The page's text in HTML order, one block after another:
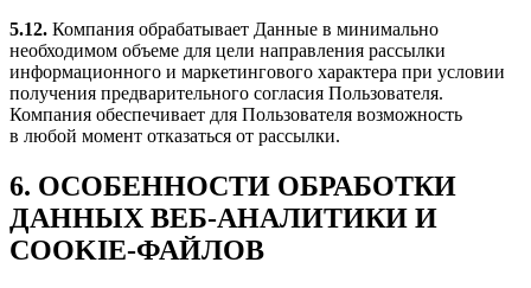
5.12. Компания обрабатывает Данные в минимально
необходимом объеме для цели направления рассылки
информационного и маркетингового характера при условии
получения предварительного согласия Пользователя.
Компания обеспечивает для Пользователя возможность
в любой момент отказаться от рассылки.
6. ОСОБЕННОСТИ ОБРАБОТКИ
ДАННЫХ ВЕБ-АНАЛИТИКИ И
COOKIE-ФАЙЛОВ